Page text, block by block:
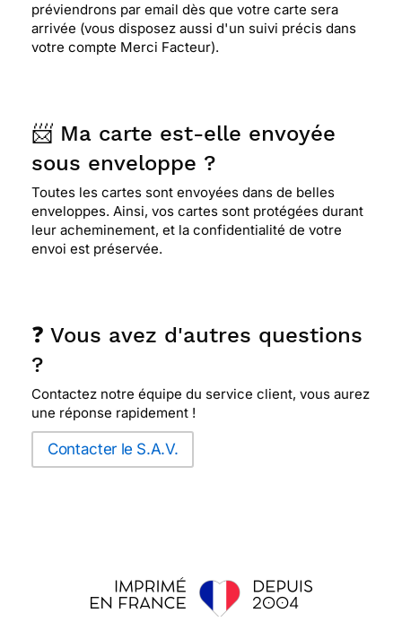
préviendrons par email dès que votre carte sera
arrivée (vous disposez aussi d'un suivi précis dans
votre compte Merci Facteur).
📨 Ma carte est-elle envoyée
sous enveloppe ?
Toutes les cartes sont envoyées dans de belles
enveloppes. Ainsi, vos cartes sont protégées durant
leur acheminement, et la confidentialité de votre
envoi est préservée.
❓ Vous avez d'autres questions
?
Contactez notre équipe du service client, vous aurez
une réponse rapidement !
Contacter le S.A.V.